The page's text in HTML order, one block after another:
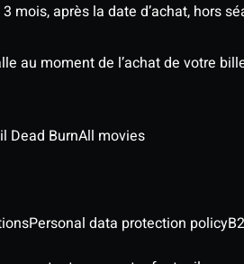
après la date d’achat, hors
au moment de l’achat de votre
Dead BurnAll movies
Personal data protection policy